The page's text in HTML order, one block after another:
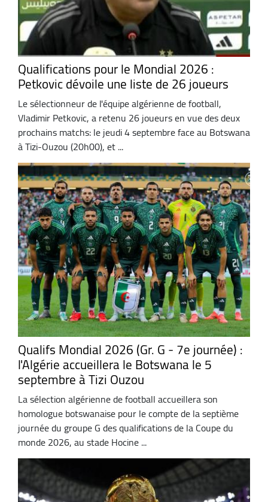
Qualifications pour le Mondial 2026 :
Petkovic dévoile une liste de 26 joueurs
Le sélectionneur de l'équipe algérienne de football,
Vladimir Petkovic, a retenu 26 joueurs en vue des deux
prochains matchs: le jeudi 4 septembre face au Botswana
à Tizi-Ouzou (20h00), et ...
Qualifs Mondial 2026 (Gr. G - 7e journée) :
l'Algérie accueillera le Botswana le 5
septembre à Tizi Ouzou
La sélection algérienne de football accueillera son
homologue botswanaise pour le compte de la septième
journée du groupe G des qualifications de la Coupe du
monde 2026, au stade Hocine ...